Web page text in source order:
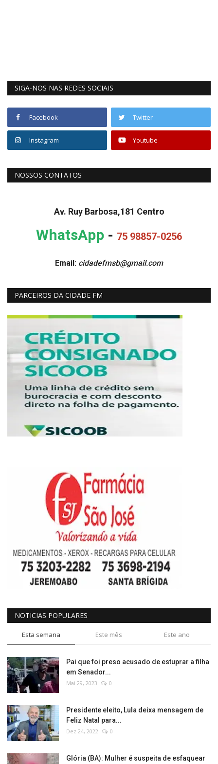
SIGA-NOS NAS REDES SOCIAIS
Facebook Twitter
Instagram Youtube
NOSSOS CONTATOS
Av. Ruy Barbosa,181 Centro
WhatsApp - 75 98857-0256
Email: cidadefmsb@gmail.com
PARCEIROS DA CIDADE FM
NOTICIAS POPULARES
Esta semana Este mês Este ano
Pai que foi preso acusado de estuprar a filha
em Senador...
Mai 29, 2023 0
Presidente eleito, Lula deixa mensagem de
Feliz Natal para...
Dez 24, 2022 0
Glória (BA): Mulher é suspeita de esfaquear